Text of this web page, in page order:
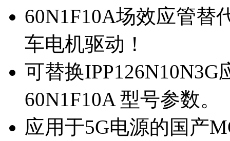
60N1F10A场效应管替
车电机驱动！
可替换
60N1F10A 型号参数。
应用于5G电源的国产